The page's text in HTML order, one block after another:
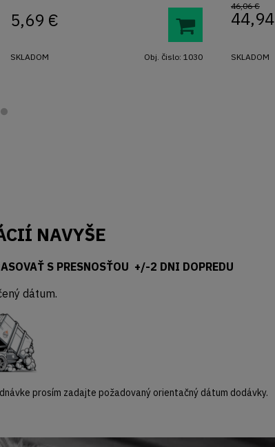
5,69 €
SKLADOM Obj. čislo: 1030
46,06 €
44,94
SKLADOM
NAVYŠE
S PRESNOSŤOU +/-2 DNI DOPREDU
dátum.
prosím zadajte požadovaný orientačný dátum dodávky.